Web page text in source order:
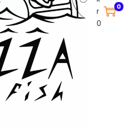
r
0
0